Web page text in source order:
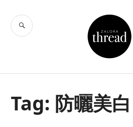
content
Kong
SEARCH
Tag: 防曬美白